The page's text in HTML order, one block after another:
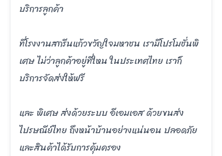
บริการลูกค้า
ที่โรงงานสกรีนแก้วขวัญใจมหาชน เรามีโปรโมชั่นพิ
เศษ ไม่ว่าลูกค้าอยู่ที่ใหน ในประเทศไทย เราก็
บริการจัดส่งให้ฟรี
และ พิเศษ ส่งด้วยระบบ อีเอมเอส ด้วยขนส่ง
ไปรษณีย์ไทย ถึงหน้าบ้านอย่างแน่นอน ปลอดภัย
และสินค้าได้รับการคุ้มครอง